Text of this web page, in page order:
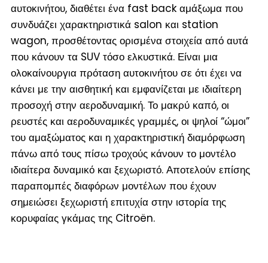
αυτοκινήτου, διαθέτει ένα fast back αμάξωμα που
συνδυάζει χαρακτηριστικά salon και station
wagon, προσθέτοντας ορισμένα στοιχεία από αυτά
που κάνουν τα SUV τόσο ελκυστικά. Είναι μια
ολοκαίνουργια πρόταση αυτοκινήτου σε ότι έχει να
κάνει με την αισθητική και εμφανίζεται με ιδιαίτερη
προσοχή στην αεροδυναμική. Το μακρύ καπό, οι
ρευστές και αεροδυναμικές γραμμές, οι ψηλοί “ώμοι”
του αμαξώματος και η χαρακτηριστική διαμόρφωση
πάνω από τους πίσω τροχούς κάνουν το μοντέλο
ιδιαίτερα δυναμικό και ξεχωριστό. Αποτελούν επίσης
παραπομπές διαφόρων μοντέλων που έχουν
σημειώσει ξεχωριστή επιτυχία στην ιστορία της
κορυφαίας γκάμας της Citroën.